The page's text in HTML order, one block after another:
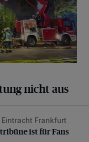
nicht aus
ist für Fans
Frankfurt
ist für Fans